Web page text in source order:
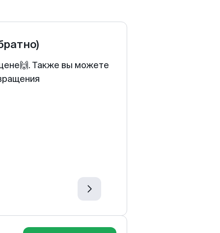
Также вы можете